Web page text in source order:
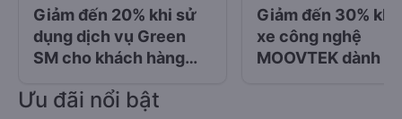
Giảm đến 20% khi sử
dụng dịch vụ Green
SM cho khách hàng
Giảm đến 30% khi
xe công nghệ
MOOVTEK dành
Ưu đãi nổi bật